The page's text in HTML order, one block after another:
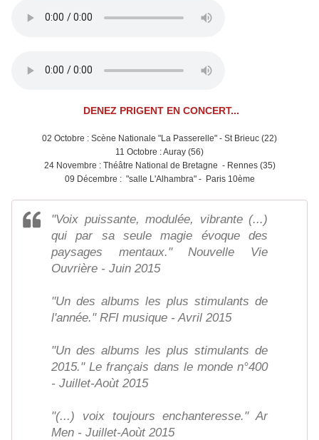
DENEZ PRIGENT EN CONCERT...
02 Octobre : Scène Nationale "La Passerelle" - St Brieuc (22)
11 Octobre : Auray (56)
24 Novembre : Théâtre National de Bretagne - Rennes (35)
09 Décembre : "salle L'Alhambra" - Paris 10ème
"Voix puissante, modulée, vibrante (...)
qui par sa seule magie évoque des
paysages mentaux." Nouvelle Vie
Ouvrière - Juin 2015
"Un des albums les plus stimulants de
l'année." RFI musique - Avril 2015
"Un des albums les plus stimulants de
2015." Le français dans le monde n°400
- Juillet-Aoùt 2015
"(...) voix toujours enchanteresse." Ar
Men - Juillet-Aoùt 2015